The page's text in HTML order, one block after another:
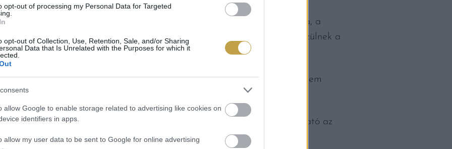
opt-out of processing my Personal Data for Targeted
opt-out of Collection, Use, Retention, Sale, and/or Sharing
Data that Is Unrelated with the Purposes for which it
allow Google to enable storage related to advertising like cookies on
identifiers in apps.
allow my user data to be sent to Google for online advertising
remélhetően nem hatnak sem a fröccsre, sem a balatoni borokra, a
étlapon megtalálható, miként kézműves sörök és pálinkák tucatjai készülnek a
szörpökről.
– lassan kikristályosodik egy újfajta gasztrokultúra. Nem harsány, nem
régiótól különböző.
száma a Balaton 2025 gasztrokalauzzal kiegészülve megvásárolható az